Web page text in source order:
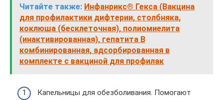
Читайте также: Инфанрикс® Гекса (Вакцина
для профилактики дифтерии, столбняка,
коклюша (бесклеточная), полиомиелита
(инактивированная), гепатита В
комбинированная, адсорбированная в
комплекте с вакциной для профилак
Капельницы для обезболивания. Помогают